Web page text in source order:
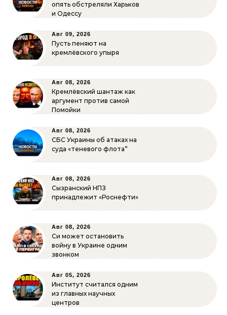
опять обстреляли Харьков
и Одессу
Авг 09, 2026
Пусть пеняют на
кремлёвского упыря
Авг 08, 2026
Кремлёвский шантаж как
аргумент против самой
Помойки
Авг 08, 2026
СБС Украины об атаках на
суда «теневого флота”
Авг 08, 2026
Сызранский НПЗ
принадлежит «Роснефти»
Авг 08, 2026
Си может остановить
войну в Украине одним
звонком
Авг 05, 2026
Институт считался одним
из главных научных
центров